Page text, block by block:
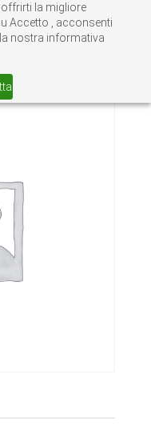
offrirti la migliore
Accetto , acconsenti
nostra informativa